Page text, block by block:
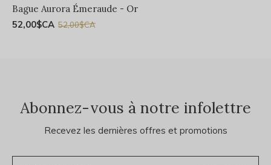
Bague Aurora Émeraude - Or
52,00$CA 52,00$CA
Abonnez-vous à notre infolettre
Recevez les dernières offres et promotions